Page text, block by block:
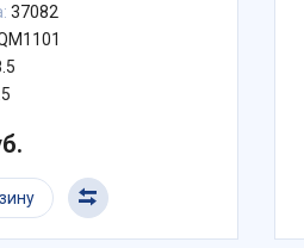
37082